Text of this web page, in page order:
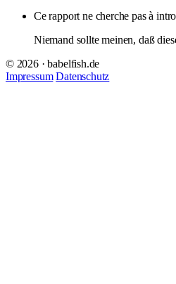
Ce rapport ne cherche pas à
Niemand sollte meinen, daß
© 2026 · babelfish.de
Impressum Datenschutz